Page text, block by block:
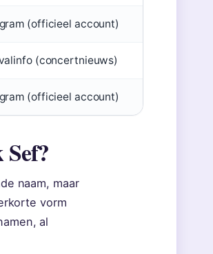
(officieel account)
(concertnieuws)
(officieel account)
naam, maar
vorm
al